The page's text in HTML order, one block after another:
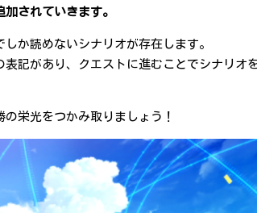
されていきます。
か読めないシナリオが存在します。
記があり、クエストに進むことでシナリオ
栄光をつかみ取りましょう！